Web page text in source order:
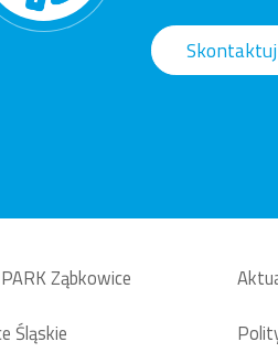
Ząbkowice
Śląskie